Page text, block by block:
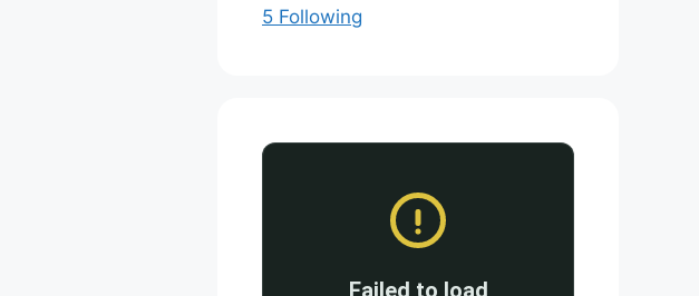
5 Following